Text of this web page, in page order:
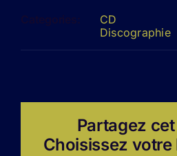
CD
Discographie
Partagez
Choisissez votre